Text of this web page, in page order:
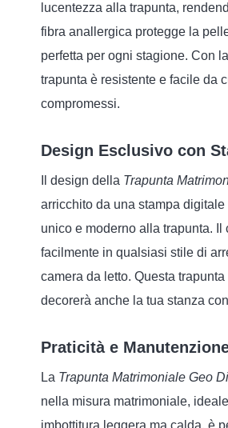
lucentezza alla trapunta,
fibra anallergica protegge la
perfetta per ogni stagione. Con
trapunta è resistente e facile da
compromessi.
Design Esclusivo con
Il design della Trapunta
arricchito da una stampa
unico e moderno alla trapunta.
facilmente in qualsiasi stile di
camera da letto. Questa
decorerà anche la tua stanza
Praticità e
La Trapunta Matrimoniale Geo
nella misura matrimoniale,
imbottitura leggera ma calda, è